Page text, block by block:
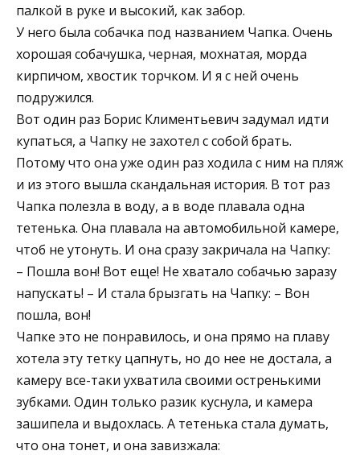
палкой в руке и высокий, как забор.
У него была собачка под названием Чапка. Очень
хорошая собачушка, черная, мохнатая, морда
кирпичом, хвостик торчком. И я с ней очень
подружился.
Вот один раз Борис Климентьевич задумал идти
купаться, а Чапку не захотел с собой брать.
Потому что она уже один раз ходила с ним на пляж
и из этого вышла скандальная история. В тот раз
Чапка полезла в воду, а в воде плавала одна
тетенька. Она плавала на автомобильной камере,
чтоб не утонуть. И она сразу закричала на Чапку:
– Пошла вон! Вот еще! Не хватало собачью заразу
напускать! – И стала брызгать на Чапку: – Вон
пошла, вон!
Чапке это не понравилось, и она прямо на плаву
хотела эту тетку цапнуть, но до нее не достала, а
камеру все-таки ухватила своими остренькими
зубками. Один только разик куснула, и камера
зашипела и выдохлась. А тетенька стала думать,
что она тонет, и она завизжала: